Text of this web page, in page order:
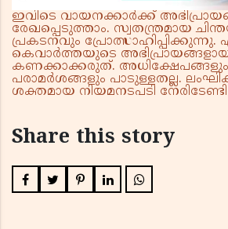
ഇവിടെ വായനക്കാർക്ക്
രേഖപ്പെടുത്താം. സ്വതന്ത്രമായ
പ്രകടനവും
കെവാർത്തയുടെ
കണക്കാക്കരുത്. അധിക്ഷേപങ്ങളും
പരാമർശങ്ങളും പാടുള്ളതല്ല.
ശക്തമായ നിയമനടപടി
Share this story